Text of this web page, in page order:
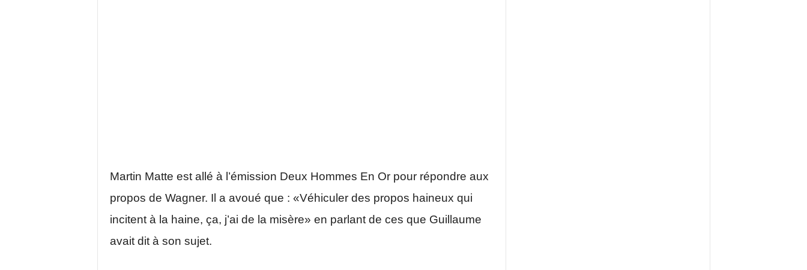
Martin Matte est allé à l’émission Deux Hommes En Or pour répondre aux
propos de Wagner. Il a avoué que : «Véhiculer des propos haineux qui
incitent à la haine, ça, j’ai de la misère» en parlant de ces que Guillaume
avait dit à son sujet.